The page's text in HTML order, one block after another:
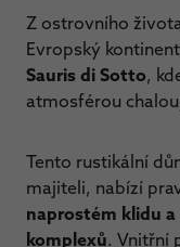
Z ostrovního
Evropský
Sauris di Sotto,
atmosférou
Tento rustikální
majiteli, nabízí
naprostém klidu
komplexů. Vnitřní